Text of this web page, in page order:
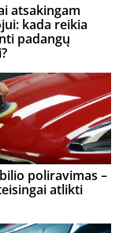
atsakingam
kada reikia
padangų
poliravimas –
atlikti